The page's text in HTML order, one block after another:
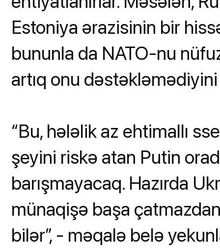
Estoniya ərazisinin bir
bununla da NATO-nu
artıq onu
“Bu, hələlik az ehtimallı
şeyini riskə atan Putin
barışmayacaq. Hazırda
münaqişə başa
bilər”, - məqalə belə